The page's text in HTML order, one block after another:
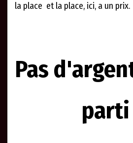
la place et la place, ici, a un prix.
Pas
parti